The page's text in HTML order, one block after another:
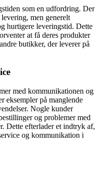
som en udfordring. Der
men generelt
hurtigere leveringstid. Dette
at få deres produkter
butikker, der leverer på
med kommunikationen og
eksempler på manglende
Nogle kunder
og problemer med
Dette efterlader et indtryk af,
og kommunikation i